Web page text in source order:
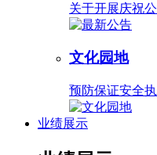
关于开展庆祝
文化园地
预防保证安全
业绩展示